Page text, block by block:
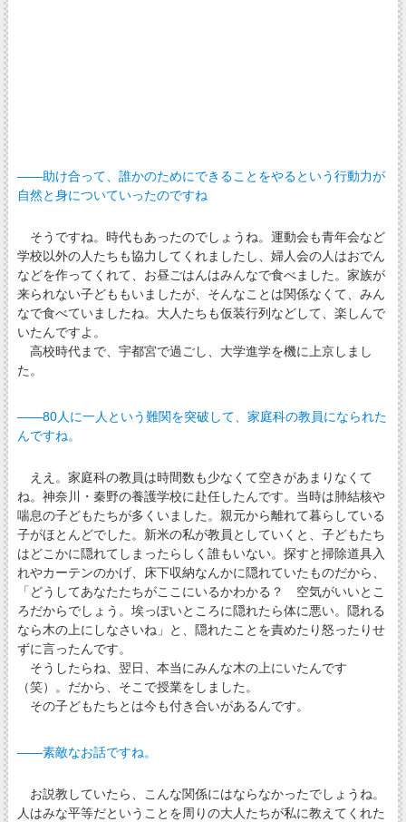
――助け合って、誰かのためにできることをやるという行動力が
自然と身についていったのですね
そうですね。時代もあったのでしょうね。運動会も青年会など
学校以外の人たちも協力してくれましたし、婦人会の人はおでん
などを作ってくれて、お昼ごはんはみんなで食べました。家族が
来られない子どももいましたが、そんなことは関係なくて、みん
なで食べていましたね。大人たちも仮装行列などして、楽しんで
いたんですよ。
高校時代まで、宇都宮で過ごし、大学進学を機に上京しまし
た。
――80人に一人という難関を突破して、家庭科の教員になられた
んですね。
ええ。家庭科の教員は時間数も少なくて空きがあまりなくて
ね。神奈川・秦野の養護学校に赴任したんです。当時は肺結核や
喘息の子どもたちが多くいました。親元から離れて暮らしている
子がほとんどでした。新米の私が教員としていくと、子どもたち
はどこかに隠れてしまったらしく誰もいない。探すと掃除道具入
れやカーテンのかげ、床下収納なんかに隠れていたものだから、
「どうしてあなたたちがここにいるかわかる？ 空気がいいとこ
ろだからでしょう。埃っぽいところに隠れたら体に悪い。隠れる
なら木の上にしなさいね」と、隠れたことを責めたり怒ったりせ
ずに言ったんです。
そうしたらね、翌日、本当にみんな木の上にいたんです
（笑）。だから、そこで授業をしました。
その子どもたちとは今も付き合いがあるんです。
――素敵なお話ですね。
お説教していたら、こんな関係にはならなかったでしょうね。
人はみな平等だということを周りの大人たちが私に教えてくれた